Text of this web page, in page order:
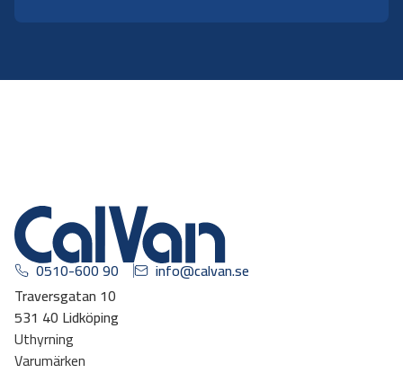
0510-600 90
info@calvan.se
Traversgatan 10
531 40 Lidköping
Uthyrning
Varumärken